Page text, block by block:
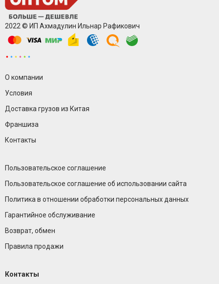
2022 © ИП Ахмадулин Ильнар Рафикович
О компании
Условия
Доставка грузов из Китая
Франшиза
Контакты
Пользовательское соглашение
Пользовательское соглашение об использовании сайта
Политика в отношении обработки персональных данных
Гарантийное обслуживание
Возврат, обмен
Правила продажи
Контакты